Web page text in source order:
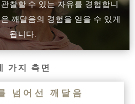
찰할 수 있는 자유를 경험합니
깨달음의 경험을 얻을 수 있게
됩니다.
가지 측면
넘어선 깨달음